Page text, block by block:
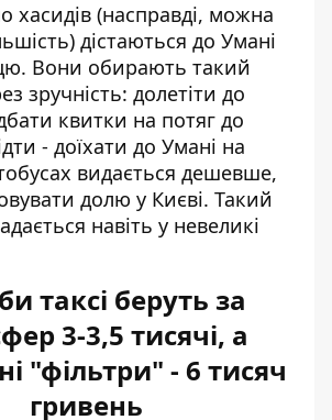
хасидів (насправді, можна
дістаються до Умані
Вони обирають такий
зручність: долетіти до
квитки на потяг до
- доїхати до Умані на
видається дешевше,
долю у Києві. Такий
навіть у невеликі
таксі беруть за
3-3,5 тисячі, а
"фільтри" - 6 тисяч
гривень